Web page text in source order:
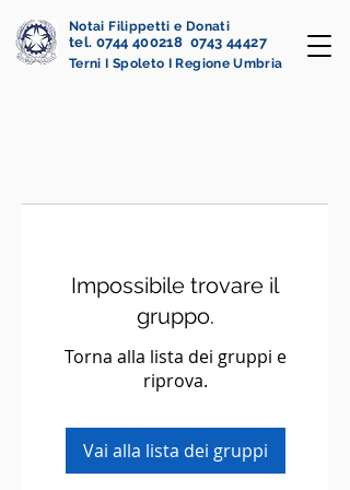
Notai Filippetti e Donati
tel. 0744 400218 0743 44427
Terni I Spoleto I Regione Umbria
Impossibile trovare il
gruppo.
Torna alla lista dei gruppi e
riprova.
Vai alla lista dei gruppi